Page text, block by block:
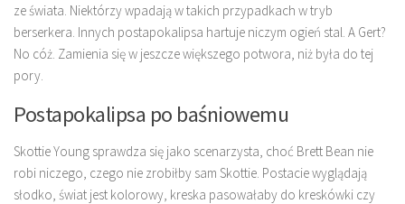
ze świata. Niektórzy wpadają w takich przypadkach w tryb
berserkera. Innych postapokalipsa hartuje niczym ogień stal. A Gert?
No cóż. Zamienia się w jeszcze większego potwora, niż była do tej
pory.
Postapokalipsa po baśniowemu
Skottie Young sprawdza się jako scenarzysta, choć Brett Bean nie
robi niczego, czego nie zrobiłby sam Skottie. Postacie wyglądają
słodko, świat jest kolorowy, kreska pasowałaby do kreskówki czy